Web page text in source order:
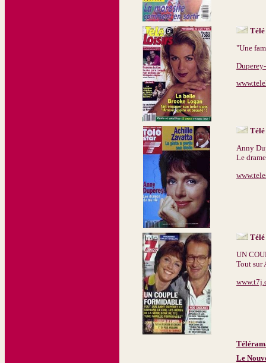
"Une
Télé
Anny
Le
Télé
UN
Tout sur
Le